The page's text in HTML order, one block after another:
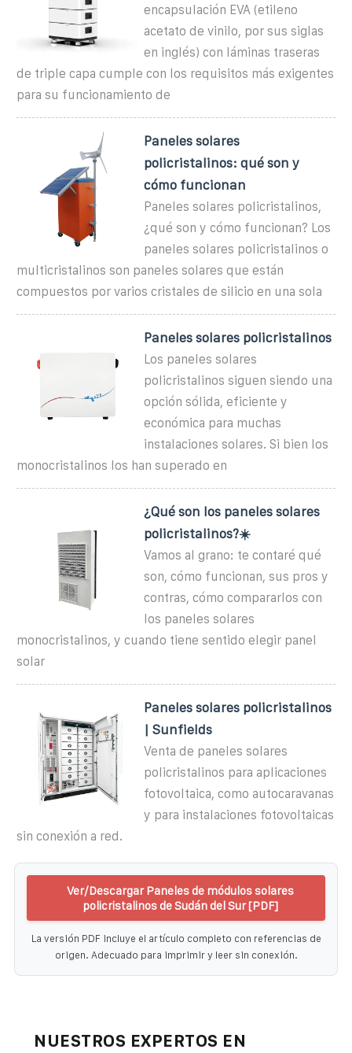
encapsulación EVA (etileno
acetato de vinilo, por sus siglas
en inglés) con láminas traseras
de triple capa cumple con los requisitos más exigentes
para su funcionamiento de
Paneles solares
policristalinos: qué son y
cómo funcionan
Paneles solares policristalinos,
¿qué son y cómo funcionan? Los
paneles solares policristalinos o
multicristalinos son paneles solares que están
compuestos por varios cristales de silicio en una sola
Paneles solares policristalinos
Los paneles solares
policristalinos siguen siendo una
opción sólida, eficiente y
económica para muchas
instalaciones solares. Si bien los
monocristalinos los han superado en
¿Qué son los paneles solares
policristalinos?☀️
Vamos al grano: te contaré qué
son, cómo funcionan, sus pros y
contras, cómo compararlos con
los paneles solares
monocristalinos, y cuando tiene sentido elegir panel
solar
Paneles solares policristalinos
| Sunfields
Venta de paneles solares
policristalinos para aplicaciones
fotovoltaica, como autocaravanas
y para instalaciones fotovoltaicas
sin conexión a red.
Ver/Descargar Paneles de módulos solares
policristalinos de Sudán del Sur [PDF]
La versión PDF incluye el artículo completo con referencias de
origen. Adecuado para imprimir y leer sin conexión.
NUESTROS EXPERTOS EN